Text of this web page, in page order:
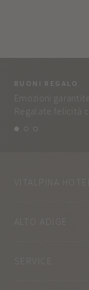
BUONI REGALO
Emozioni
Regalate felicità
VITALPINA
ALTO ADIGE